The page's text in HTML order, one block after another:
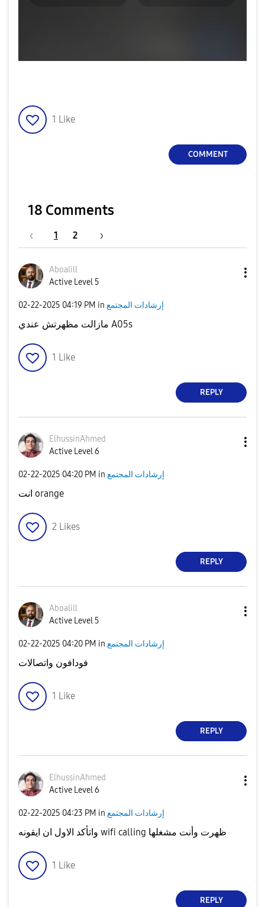
1 Like
COMMENT
18 Comments
1 2
Aboalill
Active Level 5
‎02-22-2025 04:19 PM in إرشادات المجتمع
مازالت مظهرتش عندي A05s
1 Like
REPLY
ElhussinAhmed
Active Level 6
‎02-22-2025 04:20 PM in إرشادات المجتمع
انت orange
2 Likes
REPLY
Aboalill
Active Level 5
‎02-22-2025 04:20 PM in إرشادات المجتمع
فودافون واتصالات
1 Like
REPLY
ElhussinAhmed
Active Level 6
‎02-22-2025 04:23 PM in إرشادات المجتمع
واتأكد الاول ان ايقونه wifi calling ظهرت وأنت مشغلها
1 Like
REPLY